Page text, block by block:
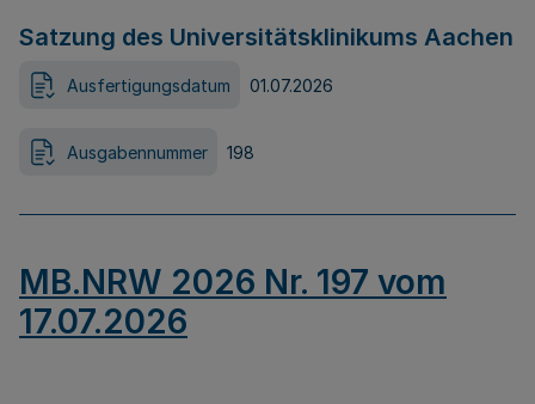
Satzung des Universitätsklinikums Aachen
Ausfertigungsdatum 01.07.2026
Ausgabennummer 198
MB.NRW 2026 Nr. 197 vom
17.07.2026